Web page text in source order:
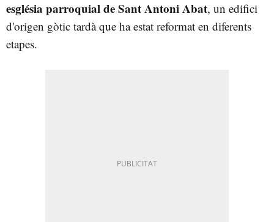
església parroquial de Sant Antoni Abat, un edifici
d'origen gòtic tardà que ha estat reformat en diferents
etapes.